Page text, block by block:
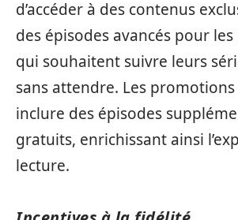
d’accéder à des contenus
des épisodes avancés pour
qui souhaitent suivre leurs
sans attendre. Les
inclure des épisodes
gratuits, enrichissant ainsi
lecture.